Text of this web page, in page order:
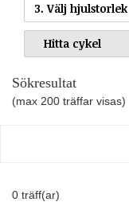
3. Välj hjulstorlek
Sökresultat
(max 200 träffar visas)
0 träff(ar)